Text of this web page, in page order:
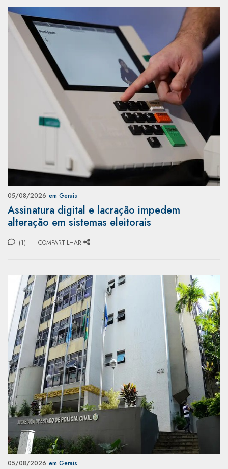
05/08/2026 em Gerais
Assinatura digital e lacração impedem
alteração em sistemas eleitorais
(1) COMPARTILHAR
05/08/2026 em Gerais